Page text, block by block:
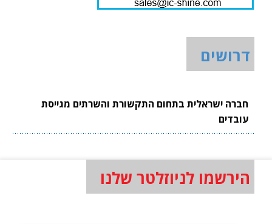
דרושים
חברה ישראלית בתחום התקשורת והשרתים מגייסת
עובדים
הירשמו לניוזלטר שלנו